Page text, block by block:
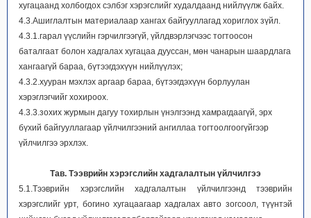
хугацаанд холбогдох сэлбэг хэрэгслийг худалдаанд нийлүүлж байх.
4.3.Ашиглалтын материалаар хангах байгууллагад хориглох зүйл.
4.3.1.гарал үүслийн гэрчилгээгүй, үйлдвэрлэгчээс тогтоосон
баталгаат болон хадгалах хугацаа дууссан, мөн чанарын шаардлага
хангаагүй бараа, бүтээгдэхүүн нийлүүлэх;
4.3.2.хууран мэхлэх аргаар бараа, бүтээгдэхүүн борлуулан
хэрэглэгчийг хохироох.
4.3.3.зохих журмын дагуу тохирлын үнэлгээнд хамрагдаагүй, эрх
бүхий байгууллагаар үйлчилгээний ангиллаа тогтоолгоогүйгээр
үйлчилгээ эрхлэх.
Тав. Тээврийн хэрэгслийн хадгалалтын үйлчилгээ
5.1.Тээврийн хэрэгслийн хадгалалтын үйлчилгээнд тээврийн
хэрэгслийг урт, богино хугацаагаар хадгалах авто зогсоол, түүнтэй